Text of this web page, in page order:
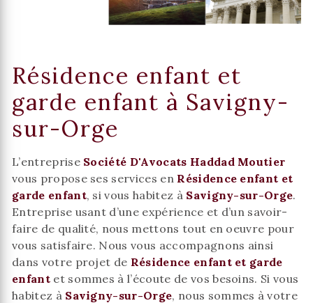
Résidence enfant et
garde enfant à Savigny-
sur-Orge
L’entreprise Société D'Avocats Haddad Moutier
vous propose ses services en Résidence enfant et
garde enfant, si vous habitez à Savigny-sur-Orge.
Entreprise usant d’une expérience et d’un savoir-
faire de qualité, nous mettons tout en oeuvre pour
vous satisfaire. Nous vous accompagnons ainsi
dans votre projet de Résidence enfant et garde
enfantet sommes à l’écoute de vos besoins. Si vous
habitez à Savigny-sur-Orge, nous sommes à votre